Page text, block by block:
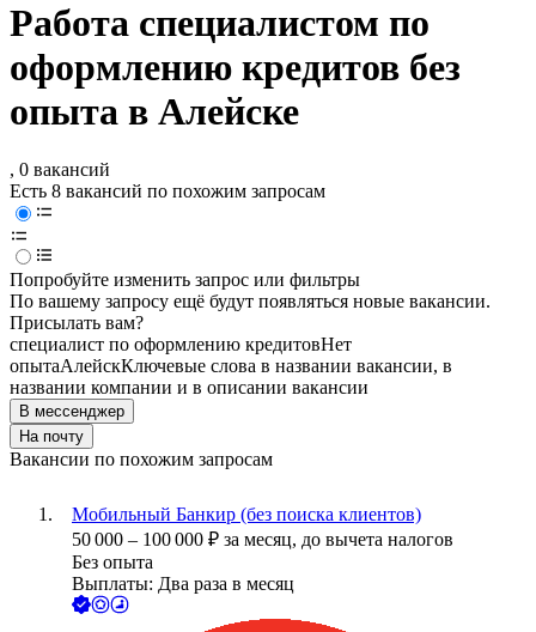
Работа специалистом по
оформлению кредитов без
опыта в Алейске
, 0 вакансий
Есть 8 вакансий по похожим запросам
Попробуйте изменить запрос или фильтры
По вашему запросу ещё будут появляться новые вакансии.
Присылать вам?
специалист по оформлению кредитовНет
опытаАлейскКлючевые слова в названии вакансии, в
названии компании и в описании вакансии
В мессенджер
На почту
Вакансии по похожим запросам
Мобильный Банкир (без поиска клиентов)
50 000 – 100 000 ₽ за месяц, до вычета налогов
Без опыта
Выплаты: Два раза в месяц